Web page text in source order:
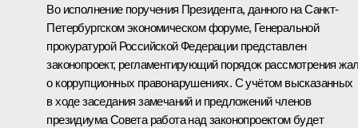
Во исполнение поручения Президента, данного на Санкт-
Петербургском экономическом форуме, Генеральной
прокуратурой Российской Федерации представлен
законопроект, регламентирующий порядок рассмотрения
о коррупционных правонарушениях. С учётом высказанных
в ходе заседания замечаний и предложений членов
президиума Совета работа над законопроектом будет